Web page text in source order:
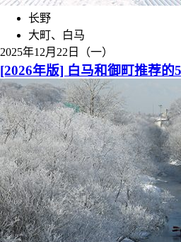
长野
大町、白马
2025年12月22日（一）
[2026年版] 白马和御町推荐的